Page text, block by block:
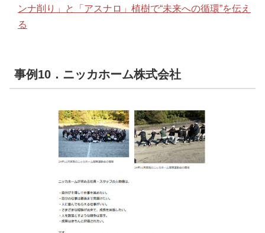
ンナ削り」と「アスナロ」植樹で“未来への循環”を伝え
る
事例10．ニッカホーム株式会社